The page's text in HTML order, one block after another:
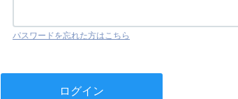
パスワードを忘れた方はこちら